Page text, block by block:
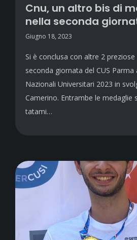
Cnu, un altro bis di
nella seconda
Giugno 18, 2023
Si è conclusa con altre 2
seconda giornata del CUS Parma
Nazionali Universitari 2023 in
Camerino. Entrambe le medaglie
tatami…